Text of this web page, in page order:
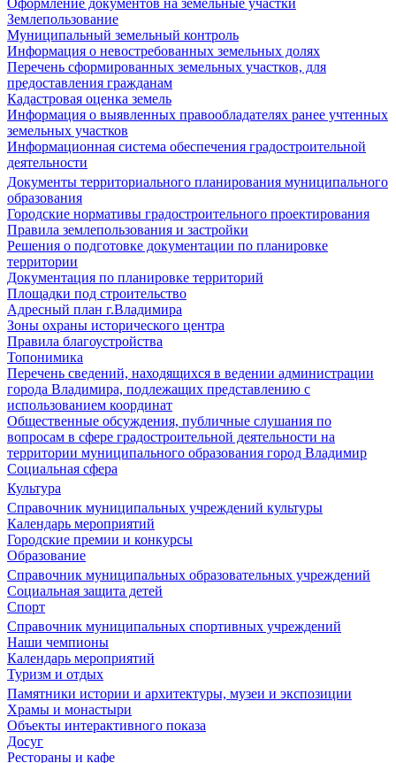
Оформление документов на земельные участки
Землепользование
Муниципальный земельный контроль
Информация о невостребованных земельных долях
Перечень сформированных земельных участков, для
предоставления гражданам
Кадастровая оценка земель
Информация о выявленных правообладателях ранее учтенных
земельных участков
Информационная система обеспечения градостроительной
деятельности
Документы территориального планирования муниципального
образования
Городские нормативы градостроительного проектирования
Правила землепользования и застройки
Решения о подготовке документации по планировке
территории
Документация по планировке территорий
Площадки под строительство
Адресный план г.Владимира
Зоны охраны исторического центра
Правила благоустройства
Топонимика
Перечень сведений, находящихся в ведении администрации
города Владимира, подлежащих представлению с
использованием координат
Общественные обсуждения, публичные слушания по
вопросам в сфере градостроительной деятельности на
территории муниципального образования город Владимир
Социальная сфера
Культура
Справочник муниципальных учреждений культуры
Календарь мероприятий
Городские премии и конкурсы
Образование
Справочник муниципальных образовательных учреждений
Социальная защита детей
Спорт
Справочник муниципальных спортивных учреждений
Наши чемпионы
Календарь мероприятий
Туризм и отдых
Памятники истории и архитектуры, музеи и экспозиции
Храмы и монастыри
Объекты интерактивного показа
Досуг
Рестораны и кафе